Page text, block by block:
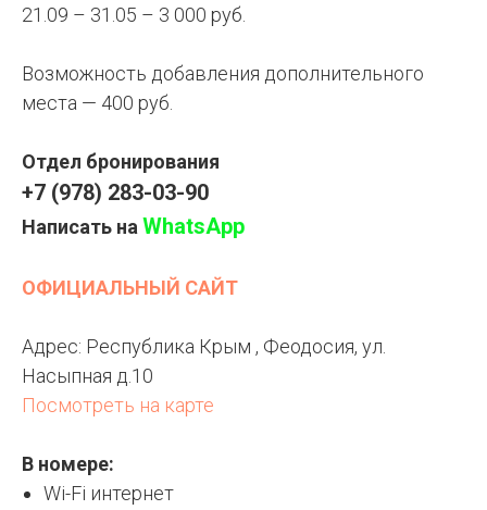
21.09 – 31.05 – 3 000 руб.
Возможность добавления дополнительного
места — 400 руб.
Отдел бронирования
+7 (978) 283-03-90
Написать наWhatsApp
ОФИЦИАЛЬНЫЙ САЙТ
Адрес: Республика Крым , Феодосия, ул.
Насыпная д.10
Посмотреть на карте
В номере:
Wi-Fi интернет